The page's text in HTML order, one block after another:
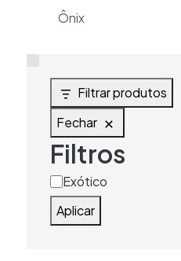
Ônix
Filtrar produtos
Fechar
Filtros
Tag
Exótico
Aplicar